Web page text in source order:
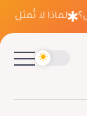
لماذا لا تُمثل